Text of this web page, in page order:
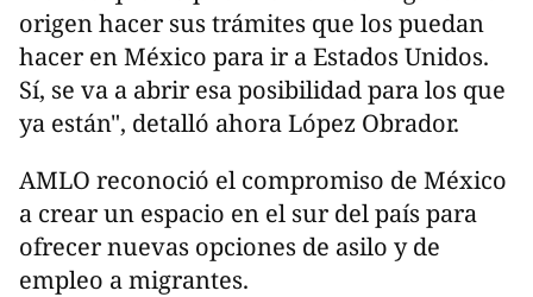
origen hacer sus trámites que los puedan
hacer en México para ir a Estados Unidos.
Sí, se va a abrir esa posibilidad para los que
ya están", detalló ahora López Obrador.
AMLO reconoció el compromiso de México
a crear un espacio en el sur del país para
ofrecer nuevas opciones de asilo y de
empleo a migrantes.